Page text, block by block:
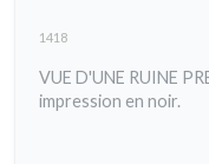
1418
VUE D'UNE RUINE
impression en noir.